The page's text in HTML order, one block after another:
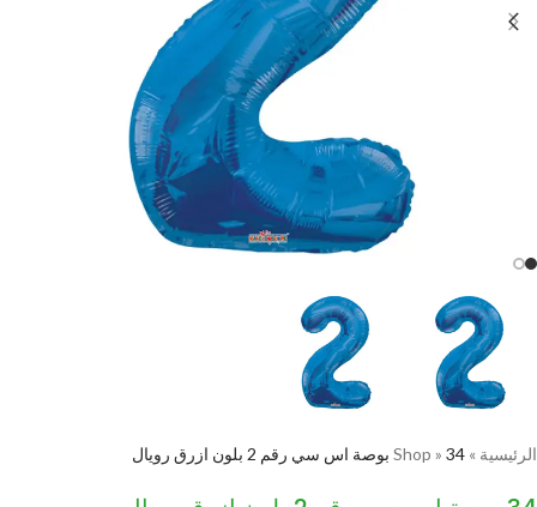
الرئيسية »
Shop » 34 بوصة اس سي رقم 2 بلون ازرق رويال